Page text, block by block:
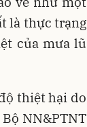
là thực trạng
của mưa lũ
thiệt hại do
NN&PTNT